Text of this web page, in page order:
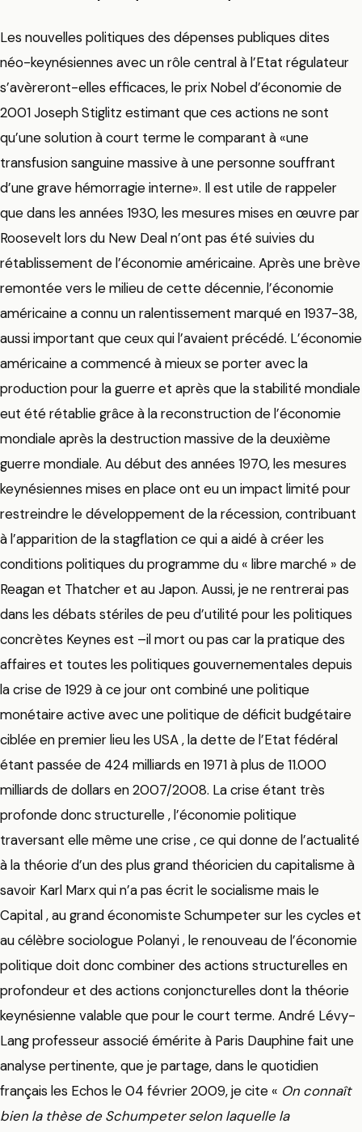
Les nouvelles politiques des dépenses publiques dites
néo-keynésiennes avec un rôle central à l’Etat régulateur
s’avèreront-elles efficaces, le prix Nobel d’économie de
2001 Joseph Stiglitz estimant que ces actions ne sont
qu’une solution à court terme le comparant à «une
transfusion sanguine massive à une personne souffrant
d’une grave hémorragie interne». Il est utile de rappeler
que dans les années 1930, les mesures mises en œuvre par
Roosevelt lors du New Deal n’ont pas été suivies du
rétablissement de l’économie américaine. Après une brève
remontée vers le milieu de cette décennie, l’économie
américaine a connu un ralentissement marqué en 1937-38,
aussi important que ceux qui l’avaient précédé. L’économie
américaine a commencé à mieux se porter avec la
production pour la guerre et après que la stabilité mondiale
eut été rétablie grâce à la reconstruction de l’économie
mondiale après la destruction massive de la deuxième
guerre mondiale. Au début des années 1970, les mesures
keynésiennes mises en place ont eu un impact limité pour
restreindre le développement de la récession, contribuant
à l’apparition de la stagflation ce qui a aidé à créer les
conditions politiques du programme du « libre marché » de
Reagan et Thatcher et au Japon. Aussi, je ne rentrerai pas
dans les débats stériles de peu d’utilité pour les politiques
concrètes Keynes est –il mort ou pas car la pratique des
affaires et toutes les politiques gouvernementales depuis
la crise de 1929 à ce jour ont combiné une politique
monétaire active avec une politique de déficit budgétaire
ciblée en premier lieu les USA , la dette de l’Etat fédéral
étant passée de 424 milliards en 1971 à plus de 11.000
milliards de dollars en 2007/2008. La crise étant très
profonde donc structurelle , l’économie politique
traversant elle même une crise , ce qui donne de l’actualité
à la théorie d’un des plus grand théoricien du capitalisme à
savoir Karl Marx qui n’a pas écrit le socialisme mais le
Capital , au grand économiste Schumpeter sur les cycles et
au célèbre sociologue Polanyi , le renouveau de l’économie
politique doit donc combiner des actions structurelles en
profondeur et des actions conjoncturelles dont la théorie
keynésienne valable que pour le court terme. André Lévy-
Lang professeur associé émérite à Paris Dauphine fait une
analyse pertinente, que je partage, dans le quotidien
français les Echos le 04 février 2009, je cite « On connaît
bien la thèse de Schumpeter selon laquelle la